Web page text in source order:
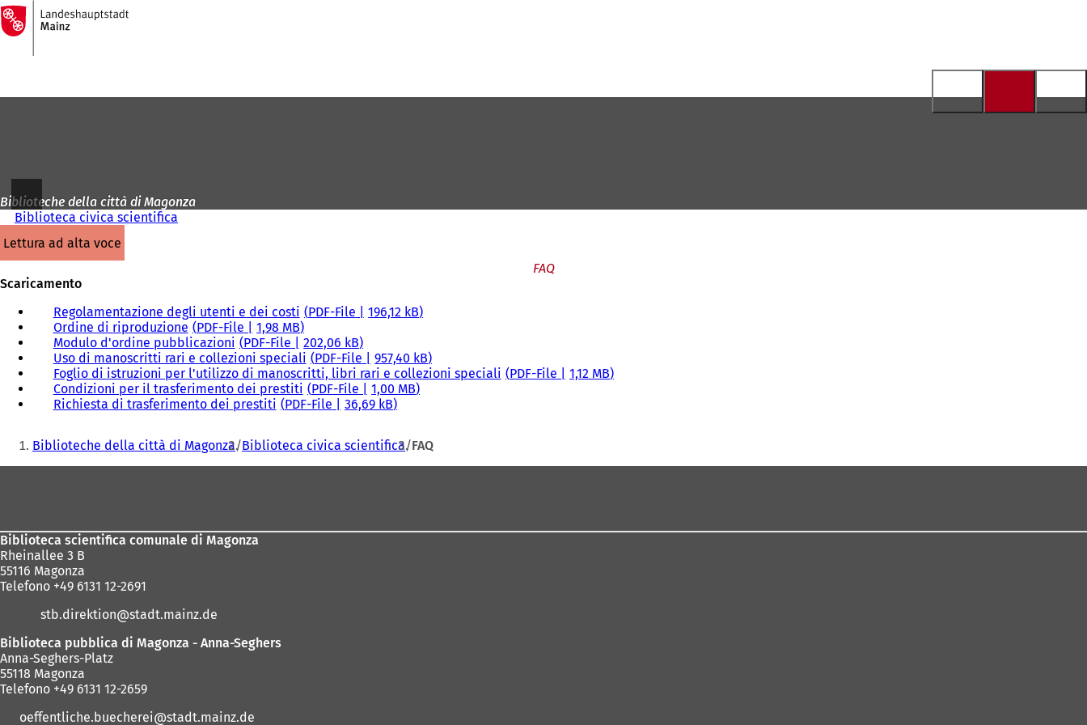
Vai al contenuto
Alla
pagina
iniziale
Biblioteche della città di Magonza
Biblioteca civica scientifica
lettura ad alta voce
FAQ
Scaricamento
Regolamentazione degli utenti e dei costi PDF-File
196,12 kB
Ordine di riproduzione PDF-File
1,98 MB
Modulo d'ordine pubblicazioni PDF-File
202,06 kB
Uso di manoscritti rari e collezioni speciali PDF-File
957,40 kB
Foglio di istruzioni per l'utilizzo di manoscritti, libri rari e collezioni speciali PDF-File
1,12 MB
Condizioni per il trasferimento dei prestiti PDF-File
1,00 MB
Richiesta di trasferimento dei prestiti PDF-File 36,69 kB
Siete
qui:
Biblioteche della città di Magonza Biblioteca civica scientifica FAQ
Biblioteca scientifica comunale di Magonza
Rheinallee 3 B
55116 Magonza
Telefono +49 6131 12-2691
stb.direktion
stadt.mainz de
Biblioteca pubblica di Magonza - Anna-Seghers
Anna-Seghers-Platz
55118 Magonza
Telefono +49 6131 12-2659
oeffentliche.buecherei
stadt.mainz de